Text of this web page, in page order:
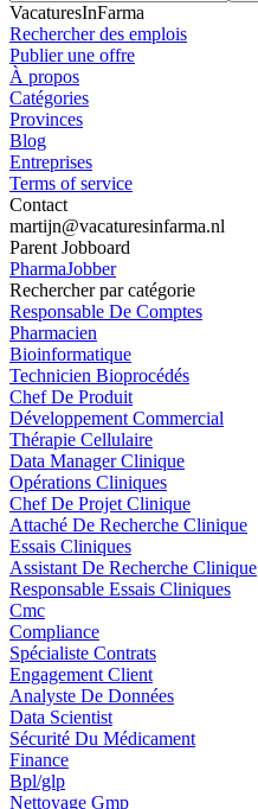
VacaturesInFarma
Rechercher des emplois
Publier une offre
À propos
Catégories
Provinces
Blog
Entreprises
Terms of service
Contact
martijn@vacaturesinfarma.nl
Parent Jobboard
PharmaJobber
Rechercher par catégorie
Responsable De Comptes
Pharmacien
Bioinformatique
Technicien Bioprocédés
Chef De Produit
Développement Commercial
Thérapie Cellulaire
Data Manager Clinique
Opérations Cliniques
Chef De Projet Clinique
Attaché De Recherche Clinique
Essais Cliniques
Assistant De Recherche Clinique
Responsable Essais Cliniques
Cmc
Compliance
Spécialiste Contrats
Engagement Client
Analyste De Données
Data Scientist
Sécurité Du Médicament
Finance
Bpl/glp
Nettoyage Gmp